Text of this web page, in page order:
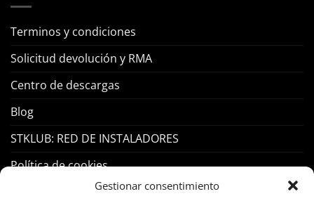
Gestionar consentimiento
Terminos y condiciones
Solicitud devolución y RMA
Centro de descargas
Blog
STKLUB: RED DE INSTALADORES
Política de cookies